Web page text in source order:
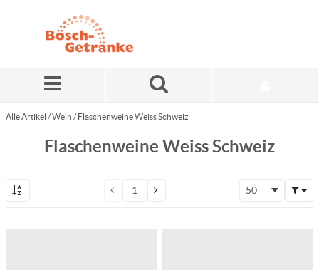
Alle Artikel /Wein / Flaschenweine Weiss Schweiz
Flaschenweine Weiss Schweiz
50